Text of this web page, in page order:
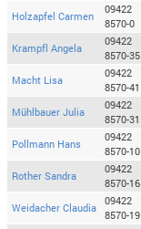
Holzapfel Carmen
09422
8570-0
Krampfl Angela
09422
8570-35
Macht Lisa
09422
8570-41
Mühlbauer Julia
09422
8570-31
Pollmann Hans
09422
8570-10
Rother Sandra
09422
8570-16
Weidacher Claudia
09422
8570-19